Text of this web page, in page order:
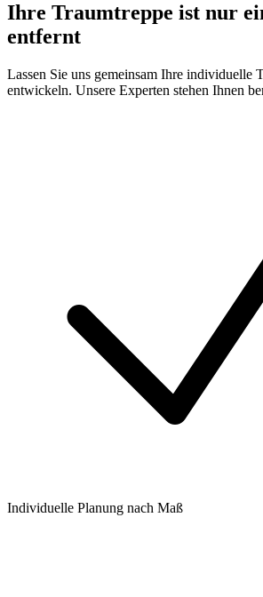
Ihre Traumtreppe ist nur
entfernt
Lassen Sie uns gemeinsam Ihre individuelle
entwickeln. Unsere Experten stehen Ihnen
Individuelle Planung nach Maß